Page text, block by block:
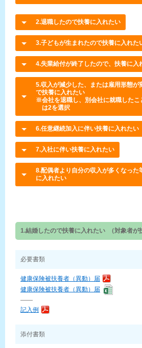
2.退職したので扶養に入れたい
3.子どもが生まれたので扶養に入れた
4.失業給付が終了したので、扶養に入
5.収入が減少した、または雇用形態が
で扶養に入れたい
※会社を退職し、別会社に就職したこ
は2を選択
6.任意継続加入に伴い扶養に入れたい
7.入社に伴い扶養に入れたい
8.配偶者より自分の収入が多くなった
に入れたい
1.結婚したので扶養に入れたい （対象者が
必要書類
健康保険被扶養者（異動）届
健康保険被扶養者（異動）届
——
記入例
添付書類